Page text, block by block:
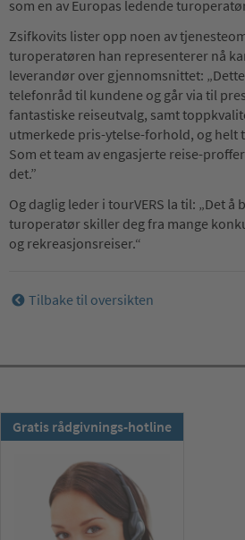
som en av Europas ledende
Zsifkovits lister opp noen av
turoperatøren han representerer nå
leverandør over gjennomsnittet:
telefonråd til kundene og går via til
fantastiske reiseutvalg, samt
utmerkede pris-ytelse-forhold, og
Som et team av engasjerte reise-
det.”
Og daglig leder i tourVERS la til: „Det
turoperatør skiller deg fra mange
og rekreasjonsreiser.“
Tilbake til oversikten
Gratis rådgivnings-hotline